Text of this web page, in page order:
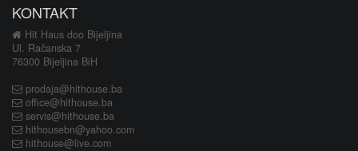
KONTAKT
Hit Haus doo Bijeljina
Ul. Račanska 7
76300 Bijeljina BiH
prodaja@hithouse.ba
office@hithouse.ba
servis@hithouse.ba
hithousebn@yahoo.com
hithouse@live.com